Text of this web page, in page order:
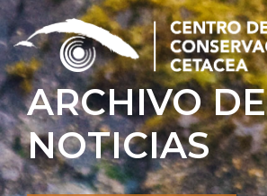
ARCHIVO DE
NOTICIAS